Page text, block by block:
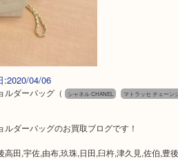
04/06
ルダーバッグ（ シャネル CHANEL マトラッセ チェーン
ダーバッグのお買取ブログです！
高田,宇佐,由布,玖珠,日田,臼杵,津久見,佐伯,